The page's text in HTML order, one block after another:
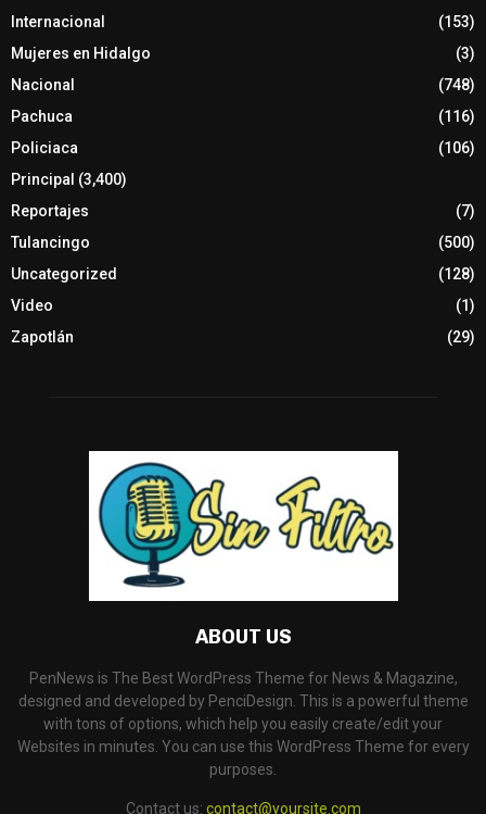
Internacional
(153)
Mujeres en Hidalgo
(3)
Nacional
(748)
Pachuca
(116)
Policiaca
(106)
Principal (3,400)
Reportajes
(7)
Tulancingo
(500)
Uncategorized
(128)
Video
(1)
Zapotlán
(29)
ABOUT US
PenNews is The Best WordPress Theme for News & Magazine,
designed and developed by PenciDesign. This is a powerful theme
with tons of options, which help you easily create/edit your
Websites in minutes. You can use this WordPress Theme for every
purposes.
Contact us: contact@yoursite.com